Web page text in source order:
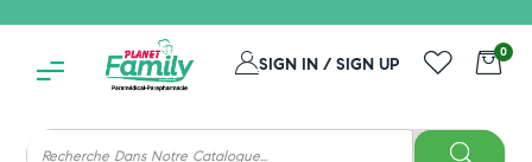
SIGN IN / SIGN UP
0